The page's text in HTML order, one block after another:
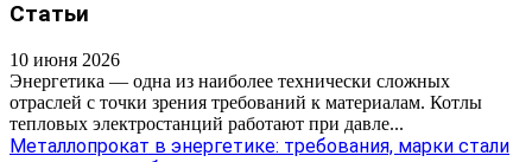
Статьи
10 июня 2026
Энергетика — одна из наиболее технически сложных
отраслей с точки зрения требований к материалам. Котлы
тепловых электростанций работают при давле...
Металлопрокат в энергетике: требования, марки стали